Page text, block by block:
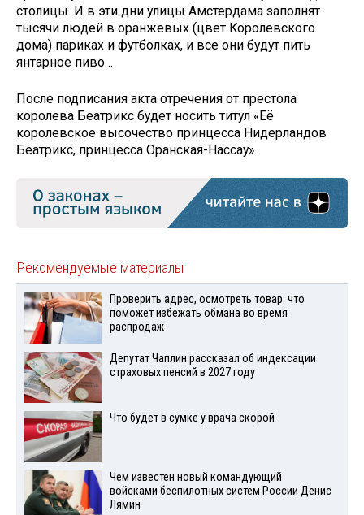
столицы. И в эти дни улицы Амстердама заполнят
тысячи людей в оранжевых (цвет Королевского
дома) париках и футболках, и все они будут пить
янтарное пиво…
После подписания акта отречения от престола
королева Беатрикс будет носить титул «Её
королевское высочество принцесса Нидерландов
Беатрикс, принцесса Оранская-Нассау».
Рекомендуемые материалы
Проверить адрес, осмотреть товар: что
поможет избежать обмана во время
распродаж
Депутат Чаплин рассказал об индексации
страховых пенсий в 2027 году
Что будет в сумке у врача скорой
Чем известен новый командующий
войсками беспилотных систем России Денис
Лямин